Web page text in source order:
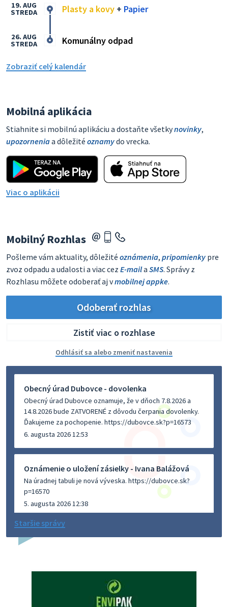
Plasty a kovy + Papier
19. AUG
STREDA
Komunálny odpad
26. AUG
STREDA
Zobraziť celý kalendár
Mobilná aplikácia
Stiahnite si mobilnú aplikáciu a dostaňte všetkynovinky,
upozorneniaa dôležité oznamydo vrecka.
Viac o aplikácii
Mobilný Rozhlas
Pošleme vám aktuality, dôležité oznámenia, pripomienky pre
zvoz odpadu a udalosti a viac cez E-maila SMS. Správy z
Rozhlasu môžete odoberať aj vmobilnej appke.
Odoberať rozhlas
Zistiť viac o rozhlase
Odhlásiť sa alebo zmeniť nastavenia
Obecný úrad Dubovce - dovolenka
Obecný úrad Dubovce oznamuje, že v dňoch 7.8.2026 a
14.8.2026 bude ZATVORENÉ z dôvodu čerpania dovolenky.
Ďakujeme za pochopenie. https://dubovce.sk?p=16573
6. augusta 2026 12:53
Oznámenie o uložení zásielky - Ivana Balážová
Na úradnej tabuli je nová výveska. https://dubovce.sk?
p=16570
5. augusta 2026 12:38
Dovolenka - MUDr. Marián Sivoň
budeZATVORENÁ z dôvodu čerpania dovolenky. Akútne
prípady bude riešiť MUDr.Fisch…
Staršie správy